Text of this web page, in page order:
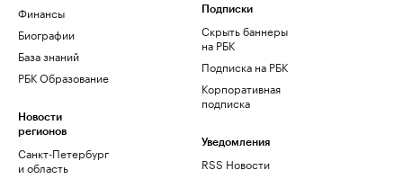
Финансы
Биографии
База знаний
РБК Образование
Новости
регионов
Санкт-Петербург
и область
Подписки
Скрыть баннеры
на РБК
Подписка на РБК
Корпоративная
подписка
Уведомления
RSS Новости